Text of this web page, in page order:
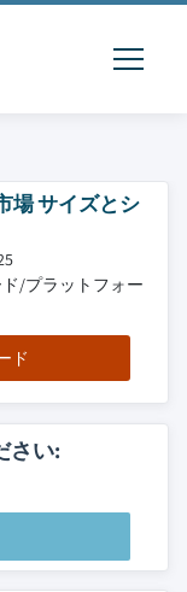
場 サイズとシ
/プラットフォー
ド
さい: